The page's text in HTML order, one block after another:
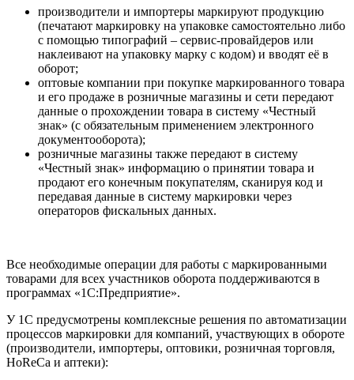
производители и импортеры маркируют продукцию
(печатают маркировку на упаковке самостоятельно либо
с помощью типографий – сервис-провайдеров или
наклеивают на упаковку марку с кодом) и вводят её в
оборот;
оптовые компании при покупке маркированного товара
и его продаже в розничные магазины и сети передают
данные о прохождении товара в систему «Честный
знак» (с обязательным применением электронного
документооборота);
розничные магазины также передают в систему
«Честный знак» информацию о принятии товара и
продают его конечным покупателям, сканируя код и
передавая данные в систему маркировки через
операторов фискальных данных.
Все необходимые операции для работы с маркированными
товарами для всех участников оборота поддерживаются в
программах «1С:Предприятие».
У 1С предусмотрены комплексные решения по автоматизации
процессов маркировки для компаний, участвующих в обороте
(производители, импортеры, оптовики, розничная торговля,
HoReCa и аптеки):